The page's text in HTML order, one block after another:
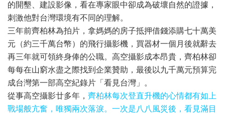
的開墾、建設影像，看在專家眼中卻成為破壞自然的證據，
刺激他對台灣環境有不同的理解。
三年前齊柏林為拍片，拿媽媽的房子抵押借錢添購七十萬美
元（約三千萬台幣）的飛行攝影機，買器材一個月後就辭去
再三年就可領終身俸的公職。高空攝影成本昂貴，齊柏林卻
每每在山窮水盡之際找到企業贊助，最後以九千萬元預算完
成台灣第一部高空紀錄片「看見台灣」。
從事高空攝影廿多年， 齊柏林每次登直升機的心情都有如上
戰場般亢奮，唯獨兩次落淚。一次是八八風災後，看見滿目